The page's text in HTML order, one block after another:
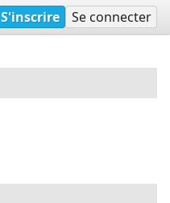
S'inscrire Se connecter